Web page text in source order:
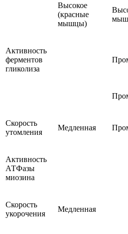
Высокое
(красные
мышцы)
Активность
ферментов
гликолиза
Скорость
утомления
Медленная
Активность
АТФазы
миозина
Скорость
укорочения
Медленная